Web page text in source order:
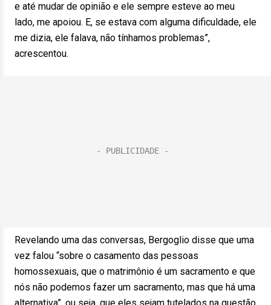
e até mudar de opinião e ele sempre esteve ao meu
lado, me apoiou. E, se estava com alguma dificuldade, ele
me dizia, ele falava, não tínhamos problemas”,
acrescentou.
Revelando uma das conversas, Bergoglio disse que uma
vez falou “sobre o casamento das pessoas
homossexuais, que o matrimônio é um sacramento e que
nós não podemos fazer um sacramento, mas que há uma